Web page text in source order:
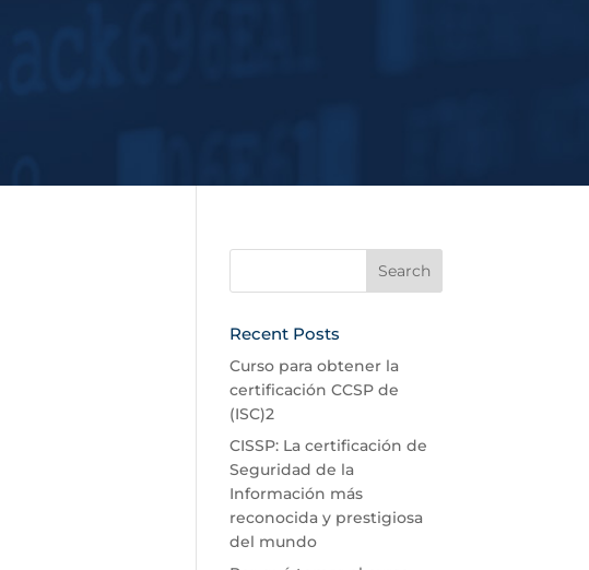
Recent Posts
Curso para obtener la
certificación CCSP de
(ISC)2
CISSP: La certificación de
Seguridad de la
Información más
reconocida y prestigiosa
del mundo